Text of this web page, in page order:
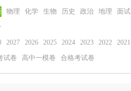
物理 化学 生物 历史 政治 地理 面试
2027 2026 2025 2024 2023 2022 2021
试卷 高中一模卷 合格考试卷